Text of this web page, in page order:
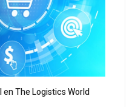
The Logistics World